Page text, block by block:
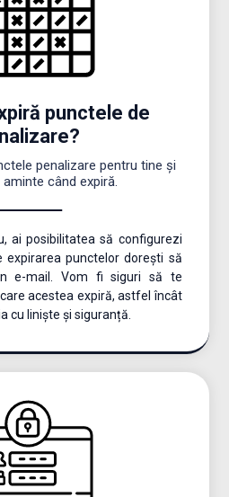
punctele de
penalizare pentru tine și
când expiră.
ai posibilitatea să configurezi
punctelor dorești să
e-mail. Vom fi siguri să te
acestea expiră, astfel încât
cu liniște și siguranță.